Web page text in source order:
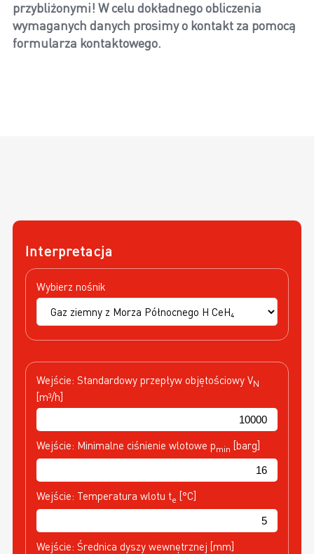
przybliżonymi! W celu dokładnego obliczenia
wymaganych danych prosimy o kontakt za pomocą
formularza kontaktowego.
Interpretacja
Wybierz nośnik
Wejście: Standardowy przepływ objętościowy VN
[m³/h]
Wejście: Minimalne ciśnienie wlotowe pmin [barg]
Wejście: Temperatura wlotu te [°C]
Wejście: Średnica dyszy wewnętrznej [mm]